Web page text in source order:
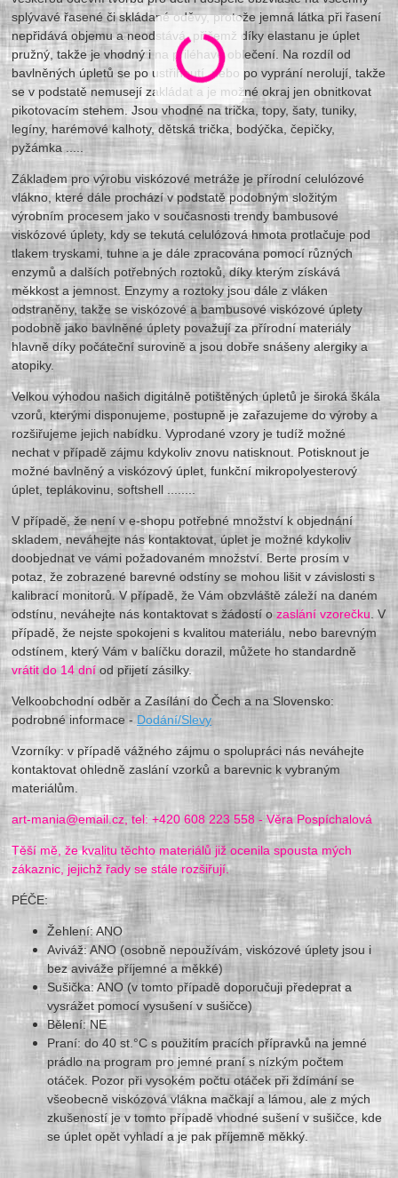
splývavé řasené či skládané oděvy, protože jemná látka při řasení
nepřidává objemu a neodstává, přičemž díky elastanu je úplet
pružný, takže je vhodný i na přiléhavé oblečení. Na rozdíl od
bavlněných úpletů se po ustřihnutí, nebo po vyprání nerolují, takže
se v podstatě nemusejí zakládat a je možné okraj jen obnitkovat
pikotovacím stehem. Jsou vhodné na trička, topy, šaty, tuniky,
legíny, harémové kalhoty, dětská trička, bodýčka, čepičky,
pyžámka .....
Základem pro výrobu viskózové metráže je přírodní celulózové
vlákno, které dále prochází v podstatě podobným složitým
výrobním procesem jako v současnosti trendy bambusové
viskózové úplety, kdy se tekutá celulózová hmota protlačuje pod
tlakem tryskami, tuhne a je dále zpracována pomocí různých
enzymů a dalších potřebných roztoků, díky kterým získává
měkkost a jemnost. Enzymy a roztoky jsou dále z vláken
odstraněny, takže se viskózové a bambusové viskózové úplety
podobně jako bavlněné úplety považují za přírodní materiály
hlavně díky počáteční surovině a jsou dobře snášeny alergiky a
atopiky.
Velkou výhodou našich digitálně potištěných úpletů je široká škála
vzorů, kterými disponujeme, postupně je zařazujeme do výroby a
rozšiřujeme jejich nabídku. Vyprodané vzory je tudíž možné
nechat v případě zájmu kdykoliv znovu natisknout. Potisknout je
možné bavlněný a viskózový úplet, funkční mikropolyesterový
úplet, teplákovinu, softshell ........
V případě, že není v e-shopu potřebné množství k objednání
skladem, neváhejte nás kontaktovat, úplet je možné kdykoliv
doobjednat ve vámi požadovaném množství. Berte prosím v
potaz, že zobrazené barevné odstíny se mohou lišit v závislosti s
kalibrací monitorů. V případě, že Vám obzvláště záleží na daném
odstínu, neváhejte nás kontaktovat s žádostí ozaslání vzorečku . V
případě, že nejste spokojeni s kvalitou materiálu, nebo barevným
odstínem, který Vám v balíčku dorazil, můžete ho standardně
vrátit do 14 dníod přijetí zásilky.
Velkoobchodní odběr a Zasílání do Čech a na Slovensko:
podrobné informace - Dodání/Slevy
Vzorníky: v případě vážného zájmu o spolupráci nás neváhejte
kontaktovat ohledně zaslání vzorků a barevnic k vybraným
materiálům.
art-mania@email.cz, tel: +420 608 223 558 - Věra Pospíchalová
Těší mě, že kvalitu těchto materiálů již ocenila spousta mých
zákaznic, jejichž řady se stále rozšiřují.
PÉČE:
Žehlení: ANO
Aviváž: ANO (osobně nepoužívám, viskózové úplety jsou i
bez aviváže příjemné a měkké)
Sušička: ANO (v tomto případě doporučuji předeprat a
vysrážet pomocí vysušení v sušičce)
Bělení: NE
Praní: do 40 st.°C s použitím pracích přípravků na jemné
prádlo na program pro jemné praní s nízkým počtem
otáček. Pozor při vysokém počtu otáček při ždímání se
všeobecně viskózová vlákna mačkají a lámou, ale z mých
zkušeností je v tomto případě vhodné sušení v sušičce, kde
se úplet opět vyhladí a je pak příjemně měkký.